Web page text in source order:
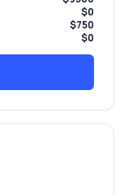
$0
$750
$0